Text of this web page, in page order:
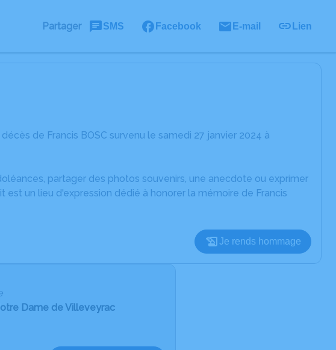
Partager SMS Facebook E-mail Lien
de Francis BOSC survenu le samedi 27 janvier 2024 à
partager des photos souvenirs, une anecdote ou exprimer
un lieu d'expression dédié à honorer la mémoire de Francis
Je rends hommage
Dame de Villeveyrac